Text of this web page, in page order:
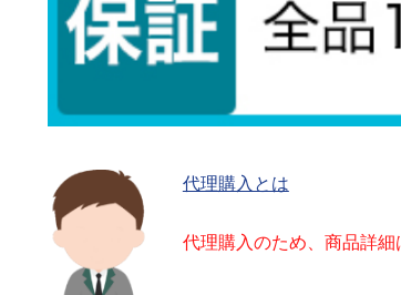
代理購入とは
代理購入のため、商品詳細